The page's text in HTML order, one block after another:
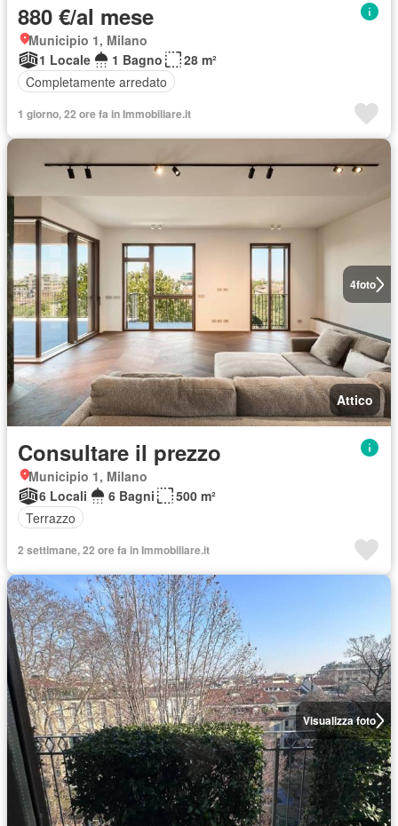
880 €/al mese
Municipio 1, Milano
1 Locale
1 Bagno
28 m²
Completamente arredato
1 giorno, 22 ore fa in Immobiliare.it
4foto
Attico
Consultare il prezzo
Municipio 1, Milano
6 Locali
6 Bagni
500 m²
Terrazzo
2 settimane, 22 ore fa in Immobiliare.it
Visualizza foto